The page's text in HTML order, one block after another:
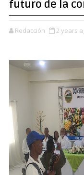
futuro de la
Redacción 2 years